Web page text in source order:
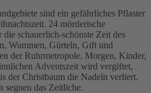
sind ein gefährliches Pflaster
24 mörderische
schauerlich-schönste Zeit des
Wummen, Gürteln, Gift und
der Ruhrmetropole. Morgen, Kinder,
Adventszeit wird vergiftet,
der Christbaum die Nadeln verliert.
segnen das Zeitliche.